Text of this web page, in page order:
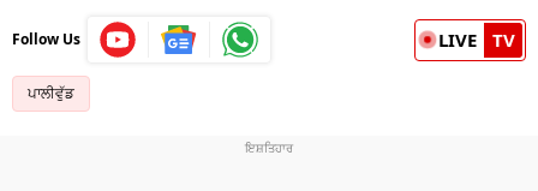
Follow Us LIVE TV
ਪਾਲੀਵੁੱਡ